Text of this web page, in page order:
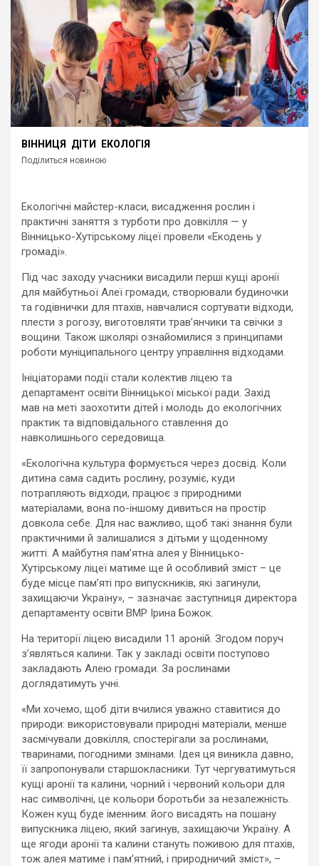
ВІННИЦЯ ДІТИ ЕКОЛОГІЯ
Поділиться новиною
Екологічні майстер-класи, висадження рослин і
практичні заняття з турботи про довкілля — у
Вінницько-Хутірському ліцеї провели «Екодень у
громаді».
Під час заходу учасники висадили перші кущі аронії
для майбутньої Алеї громади, створювали будиночки
та годівнички для птахів, навчалися сортувати відходи,
плести з рогозу, виготовляти трав’янчики та свічки з
вощини. Також школярі ознайомилися з принципами
роботи муніципального центру управління відходами.
Ініціаторами події стали колектив ліцею та
департамент освіти Вінницької міської ради. Захід
мав на меті заохотити дітей і молодь до екологічних
практик та відповідального ставлення до
навколишнього середовища.
«Екологічна культура формується через досвід. Коли
дитина сама садить рослину, розуміє, куди
потрапляють відходи, працює з природними
матеріалами, вона по-іншому дивиться на простір
довкола себе. Для нас важливо, щоб такі знання були
практичними й залишалися з дітьми у щоденному
житті. А майбутня пам’ятна алея у Вінницько-
Хутірському ліцеї матиме ще й особливий зміст – це
буде місце пам’яті про випускників, які загинули,
захищаючи Україну», – зазначає заступниця директора
департаменту освіти ВМР Ірина Божок.
На території ліцею висадили 11 ароній. Згодом поруч
з’являться калини. Так у закладі освіти поступово
закладають Алею громади. За рослинами
доглядатимуть учні.
«Ми хочемо, щоб діти вчилися уважно ставитися до
природи: використовували природні матеріали, менше
засмічували довкілля, спостерігали за рослинами,
тваринами, погодними змінами. Ідея ця виникла давно,
її запропонували старшокласники. Тут чергуватимуться
кущі аронії та калини, чорний і червоний кольори для
нас символічні, це кольори боротьби за незалежність.
Кожен кущ буде іменним: його висадять на пошану
випускника ліцею, який загинув, захищаючи Україну. А
ще ягоди аронії та калини стануть поживою для птахів,
тож алея матиме і пам’ятний, і природничий зміст», –